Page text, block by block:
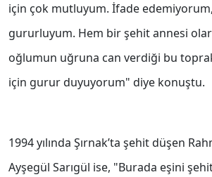
için çok mutluyum. İfade
gururluyum. Hem bir şehit annesi
oğlumun uğruna can verdiği bu
için gurur duyuyorum" diye konuştu.
1994 yılında Şırnak’ta şehit düşen
Ayşegül Sarıgül ise, "Burada eşini